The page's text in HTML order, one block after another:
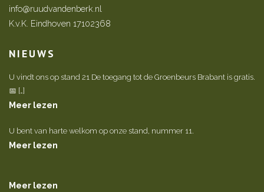
info@ruudvandenberk.nl
K.v.K. Eindhoven 17102368
NIEUWS
U vindt ons op stand 21 De toegang tot de Groenbeurs Brabant is gratis.
📅 […]
Meer lezen
U bent van harte welkom op onze stand, nummer 11.
Meer lezen
Meer lezen